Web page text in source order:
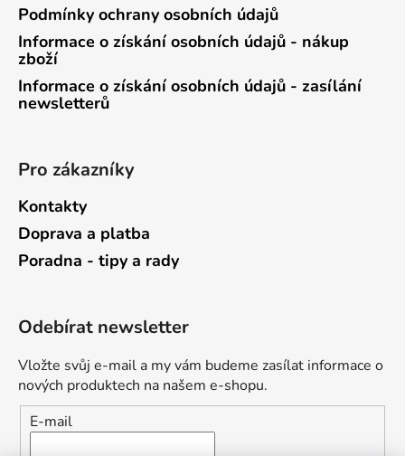
Podmínky ochrany osobních údajů
Informace o získání osobních údajů - nákup
zboží
Informace o získání osobních údajů - zasílání
newsletterů
Pro zákazníky
Kontakty
Doprava a platba
Poradna - tipy a rady
Odebírat newsletter
Vložte svůj e-mail a my vám budeme zasílat informace o
nových produktech na našem e-shopu.
E-mail